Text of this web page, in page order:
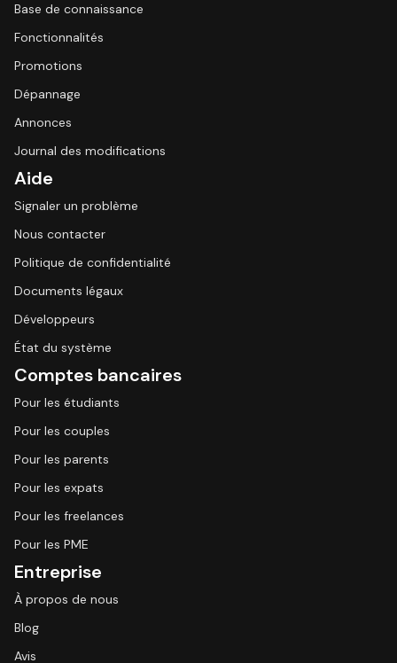
Base de connaissance
Fonctionnalités
Promotions
Dépannage
Annonces
Journal des modifications
Aide
Signaler un problème
Nous contacter
Politique de confidentialité
Documents légaux
Développeurs
État du système
Comptes bancaires
Pour les étudiants
Pour les couples
Pour les parents
Pour les expats
Pour les freelances
Pour les PME
Entreprise
À propos de nous
Blog
Avis